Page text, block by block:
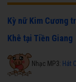
Kỳ nữ Kim Cương
Khê tại Tiền Giang
Nhạc MP3: Hát